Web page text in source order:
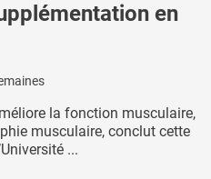
en
la fonction musculaire,
musculaire, conclut cette
...